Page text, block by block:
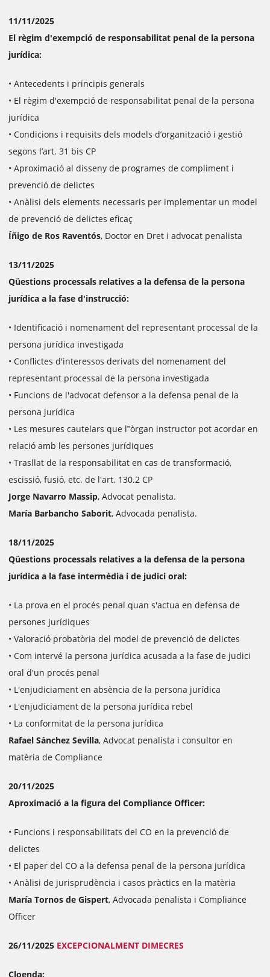
11/11/2025
El règim d'exempció de responsabilitat penal de la persona
jurídica:
• Antecedents i principis generals
• El règim d'exempció de responsabilitat penal de la persona
jurídica
• Condicions i requisits dels models d’organització i gestió
segons l’art. 31 bis CP
• Aproximació al disseny de programes de compliment i
prevenció de delictes
• Anàlisi dels elements necessaris per implementar un model
de prevenció de delictes eficaç
Íñigo de Ros Raventós, Doctor en Dret i advocat penalista
13/11/2025
Qüestions processals relatives a la defensa de la persona
jurídica a la fase d'instrucció:
• Identificació i nomenament del representant processal de la
persona jurídica investigada
• Conflictes d'interessos derivats del nomenament del
representant processal de la persona investigada
• Funcions de l'advocat defensor a la defensa penal de la
persona jurídica
• Les mesures cautelars que l‟òrgan instructor pot acordar en
relació amb les persones jurídiques
• Trasllat de la responsabilitat en cas de transformació,
escissió, fusió, etc. de l'art. 130.2 CP
Jorge Navarro Massip, Advocat penalista.
María Barbancho Saborit, Advocada penalista.
18/11/2025
Qüestions processals relatives a la defensa de la persona
jurídica a la fase intermèdia i de judici oral:
• La prova en el procés penal quan s'actua en defensa de
persones jurídiques
• Valoració probatòria del model de prevenció de delictes
• Com intervé la persona jurídica acusada a la fase de judici
oral d'un procés penal
• L'enjudiciament en absència de la persona jurídica
• L'enjudiciament de la persona jurídica rebel
• La conformitat de la persona jurídica
Rafael Sánchez Sevilla, Advocat penalista i consultor en
matèria de Compliance
20/11/2025
Aproximació a la figura del Compliance Officer:
• Funcions i responsabilitats del CO en la prevenció de
delictes
• El paper del CO a la defensa penal de la persona jurídica
• Anàlisi de jurisprudència i casos pràctics en la matèria
María Tornos de Gispert, Advocada penalista i Compliance
Officer
26/11/2025 EXCEPCIONALMENT DIMECRES
Cloenda: